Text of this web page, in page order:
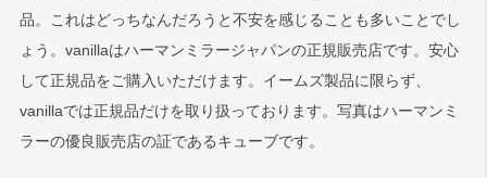
品。これはどっちなんだろうと不安を感じることも多いことでし
ょう。vanillaはハーマンミラージャパンの正規販売店です。安心
して正規品をご購入いただけます。イームズ製品に限らず、
vanillaでは正規品だけを取り扱っております。写真はハーマンミ
ラーの優良販売店の証であるキューブです。